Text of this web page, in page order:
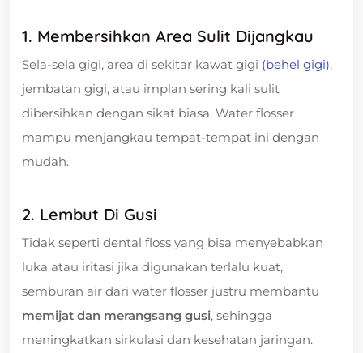
1. Membersihkan Area Sulit Dijangkau
Sela-sela gigi, area di sekitar kawat gigi (behel gigi),
jembatan gigi, atau implan sering kali sulit
dibersihkan dengan sikat biasa. Water flosser
mampu menjangkau tempat-tempat ini dengan
mudah.
2. Lembut Di Gusi
Tidak seperti dental floss yang bisa menyebabkan
luka atau iritasi jika digunakan terlalu kuat,
semburan air dari water flosser justru membantu
memijat dan merangsang gusi, sehingga
meningkatkan sirkulasi dan kesehatan jaringan.